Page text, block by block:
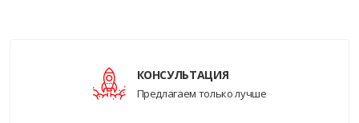
КОНСУЛЬТАЦИЯ
Предлагаем только лучше